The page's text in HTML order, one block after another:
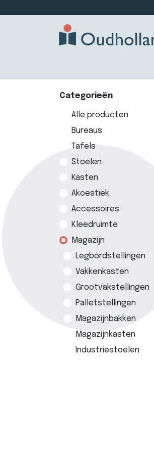
Categorieën
Alle producten
Bureaus
Tafels
Stoelen
Kasten
Akoestiek
Accessoires
Kleedruimte
Magazijn
Legbordstellingen
Vakkenkasten
Grootvakstellingen
Palletstellingen
Magazijnbakken
Magazijnkasten
Industriestoelen